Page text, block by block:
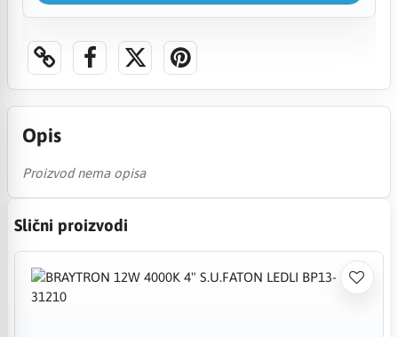
Opis
Proizvod nema opisa
Slični proizvodi